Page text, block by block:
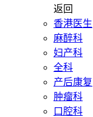
返回
香港医生
麻醉科
妇产科
全科
产后康复
肿瘤科
口腔科